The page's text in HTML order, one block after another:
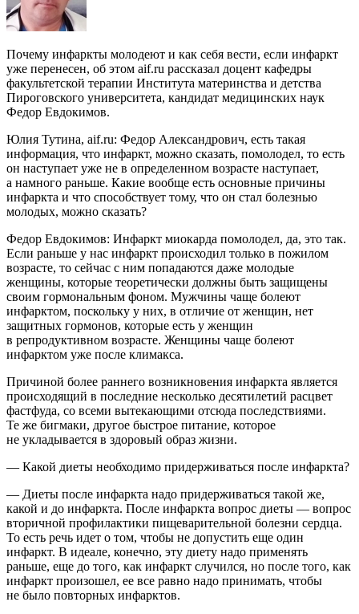
Почему инфаркты молодеют и как себя вести, если инфаркт
уже перенесен, об этом aif.ru рассказал доцент кафедры
факультетской терапии Института материнства и детства
Пироговского университета, кандидат медицинских наук
Федор Евдокимов.
Юлия Тутина, aif.ru: Федор Александрович, есть такая
информация, что инфаркт, можно сказать, помолодел, то есть
он наступает уже не в определенном возрасте наступает,
а намного раньше. Какие вообще есть основные причины
инфаркта и что способствует тому, что он стал болезнью
молодых, можно сказать?
Федор Евдокимов: Инфаркт миокарда помолодел, да, это так.
Если раньше у нас инфаркт происходил только в пожилом
возрасте, то сейчас с ним попадаются даже молодые
женщины, которые теоретически должны быть защищены
своим гормональным фоном. Мужчины чаще болеют
инфарктом, поскольку у них, в отличие от женщин, нет
защитных гормонов, которые есть у женщин
в репродуктивном возрасте. Женщины чаще болеют
инфарктом уже после климакса.
Причиной более раннего возникновения инфаркта является
происходящий в последние несколько десятилетий расцвет
фастфуда, со всеми вытекающими отсюда последствиями.
Те же бигмаки, другое быстрое питание, которое
не укладывается в здоровый образ жизни.
— Какой диеты необходимо придерживаться после инфаркта?
— Диеты после инфаркта надо придерживаться такой же,
какой и до инфаркта. После инфаркта вопрос диеты — вопрос
вторичной профилактики пищеварительной болезни сердца.
То есть речь идет о том, чтобы не допустить еще один
инфаркт. В идеале, конечно, эту диету надо применять
раньше, еще до того, как инфаркт случился, но после того, как
инфаркт произошел, ее все равно надо принимать, чтобы
не было повторных инфарктов.